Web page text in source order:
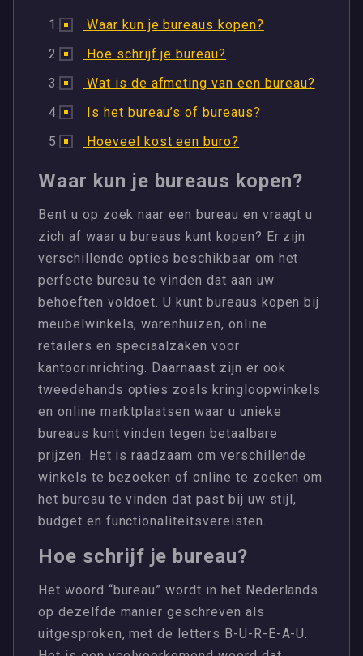
Waar kun je bureaus kopen?
Hoe schrijf je bureau?
Wat is de afmeting van een bureau?
Is het bureau’s of bureaus?
Hoeveel kost een buro?
Waar kun je bureaus kopen?
Bent u op zoek naar een bureau en vraagt u
zich af waar u bureaus kunt kopen? Er zijn
verschillende opties beschikbaar om het
perfecte bureau te vinden dat aan uw
behoeften voldoet. U kunt bureaus kopen bij
meubelwinkels, warenhuizen, online
retailers en speciaalzaken voor
kantoorinrichting. Daarnaast zijn er ook
tweedehands opties zoals kringloopwinkels
en online marktplaatsen waar u unieke
bureaus kunt vinden tegen betaalbare
prijzen. Het is raadzaam om verschillende
winkels te bezoeken of online te zoeken om
het bureau te vinden dat past bij uw stijl,
budget en functionaliteitsvereisten.
Hoe schrijf je bureau?
Het woord “bureau” wordt in het Nederlands
op dezelfde manier geschreven als
uitgesproken, met de letters B-U-R-E-A-U.